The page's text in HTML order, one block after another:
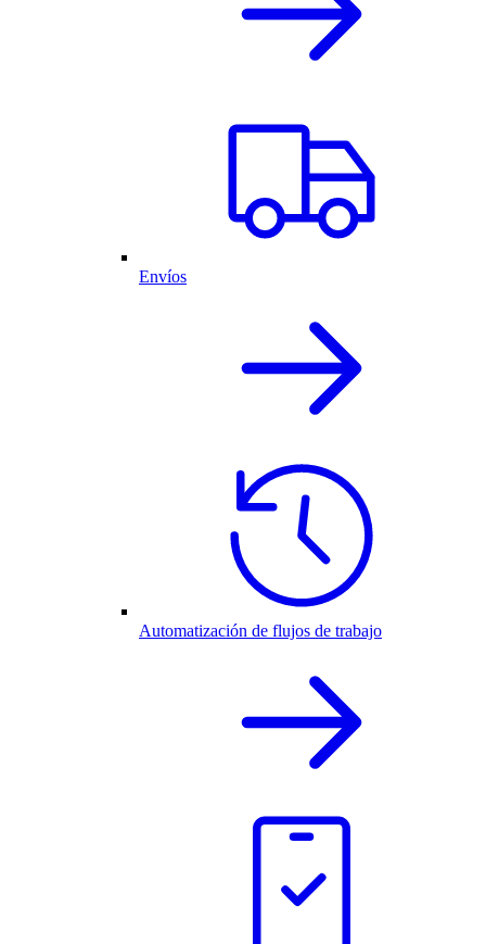
Envíos
Automatización de flujos de trabajo